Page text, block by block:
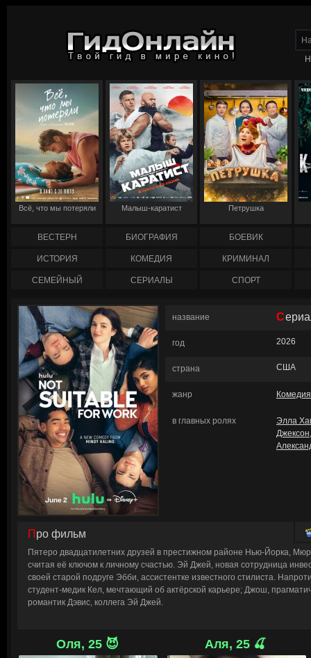
Всё, что мы потеряли Малыш-каратист Петрушка
ВЕСТЕРН БИОГРАФИЯ БОЕВИК
ИСТОРИЯ КОМЕДИЯ КРИМИНАЛ
СЕМЕЙНЫЙ СЕРИАЛЫ СПОРТ
название
год 2026
страна США
жанр Комедия
в главных ролях
Элла
Джексон
Про фильм
Пятеро двадцатилетних друзей в престижном районе Нью-Йорка,
считая её ключом к личному счастью. Эй Джей, новая сотрудница
своей старой подруге Эбби, ассистентке известного стилиста.
студент-медик Кел, мечтающий об актёрской карьере; Джош,
романтик Дэвис, коллега Эй Джей.
Эй Джей, который исчез после их близости. Но в конце третьего
правда: тогда Джош поступил не из цинизма, а из-за собственной
Оля, 25 😈 Аля, 25 🍒